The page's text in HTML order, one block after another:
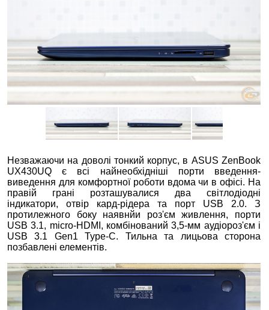
Незважаючи на доволі тонкий корпус, в ASUS ZenBook
UX430UQ є всі найнеобхідніші порти введення-
виведення для комфортної роботи вдома чи в офісі. На
правій грані розташувалися два світлодіодні
індикатори, отвір кард-рідера та порт USB 2.0. З
протилежного боку наявнйи роз'єм живлення, порти
USB 3.1, micro-HDMI, комбінований 3,5-мм аудіороз'єм і
USB 3.1 Gen1 Type-C. Тильна та лицьова сторона
позбавлені елементів.